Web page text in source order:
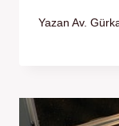
Yazan Av.